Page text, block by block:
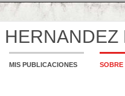
HERNANDEZ
MIS PUBLICACIONES SOBRE